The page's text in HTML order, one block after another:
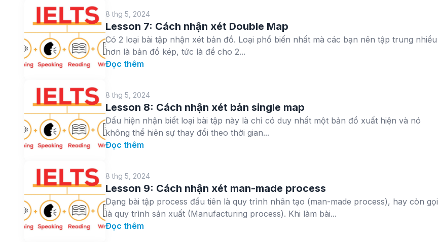
8 thg 5, 2024
Lesson 7: Cách nhận xét Double Map
Có 2 loại bài tập nhận xét bản đồ. Loại phổ biến nhất mà các bạn nên tập trung nhiều
hơn là bản đồ kép, tức là đề cho 2...
Đọc thêm
8 thg 5, 2024
Lesson 8: Cách nhận xét bản single map
Dấu hiện nhận biết loại bài tập này là chỉ có duy nhất một bản đồ xuất hiện và nó
không thể hiên sự thay đổi theo thời gian...
Đọc thêm
8 thg 5, 2024
Lesson 9: Cách nhận xét man-made process
Dạng bài tập process đầu tiên là quy trình nhân tạo (man-made process), hay còn gọi
là quy trình sản xuất (Manufacturing process). Khi làm bài...
Đọc thêm